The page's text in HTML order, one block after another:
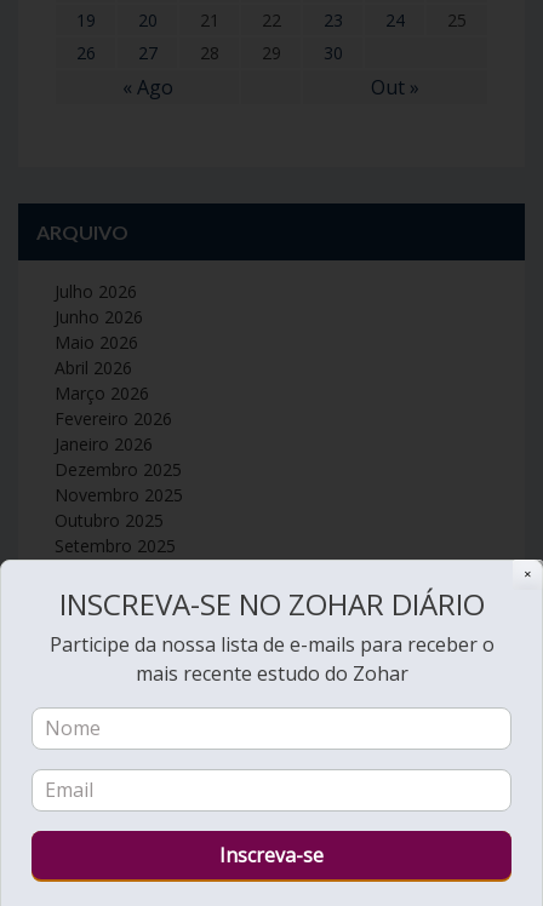
« Ago Out »
19
20 21 22 23 24
25
26
27 28 29 30
ARQUIVO
Julho 2026
Junho 2026
Maio 2026
Abril 2026
Março 2026
Fevereiro 2026
Janeiro 2026
Dezembro 2025
Novembro 2025
Outubro 2025
Setembro 2025
Julho 2025
Junho 2025
Maio 2025
Fevereiro 2025
Janeiro 2025
Dezembro 2024
Novembro 2024
Outubro 2024
Agosto 2024
✕
INSCREVA-SE NO ZOHAR DIÁRIO
Participe da nossa lista de e-mails para receber o
mais recente estudo do Zohar